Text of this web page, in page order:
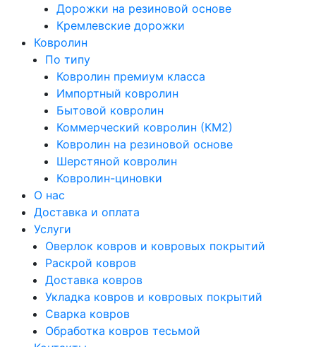
Дорожки на резиновой основе
Кремлевские дорожки
Ковролин
По типу
Ковролин премиум класса
Импортный ковролин
Бытовой ковролин
Коммерческий ковролин (КМ2)
Ковролин на резиновой основе
Шерстяной ковролин
Ковролин-циновки
О нас
Доставка и оплата
Услуги
Оверлок ковров и ковровых покрытий
Раскрой ковров
Доставка ковров
Укладка ковров и ковровых покрытий
Сварка ковров
Обработка ковров тесьмой